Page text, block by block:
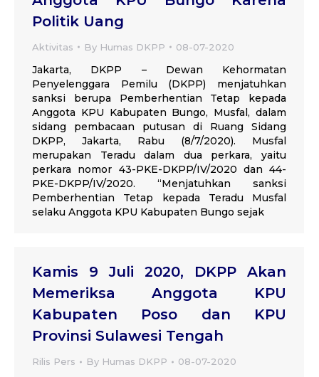
Politik Uang
Aktivitas By Humas DKPP 08-07-2020
Jakarta, DKPP – Dewan Kehormatan
Penyelenggara Pemilu (DKPP) menjatuhkan
sanksi berupa Pemberhentian Tetap kepada
Anggota KPU Kabupaten Bungo, Musfal, dalam
sidang pembacaan putusan di Ruang Sidang
DKPP, Jakarta, Rabu (8/7/2020). Musfal
merupakan Teradu dalam dua perkara, yaitu
perkara nomor 43-PKE-DKPP/IV/2020 dan 44-
PKE-DKPP/IV/2020. “Menjatuhkan sanksi
Pemberhentian Tetap kepada Teradu Musfal
selaku Anggota KPU Kabupaten Bungo sejak
Kamis 9 Juli 2020, DKPP Akan
Memeriksa Anggota KPU
Kabupaten Poso dan KPU
Provinsi Sulawesi Tengah
Rilis Pers By Humas DKPP 08-07-2020